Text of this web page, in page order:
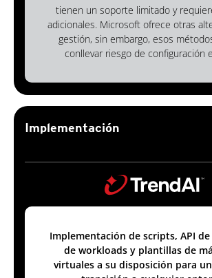
tienen un soporte limitado y
adicionales. Microsoft ofrece otras
gestión, sin embargo, esos
conllevar riesgo de configuración
Implementación
Implementación de scripts, API
de workloads y plantillas de
virtuales a su disposición para